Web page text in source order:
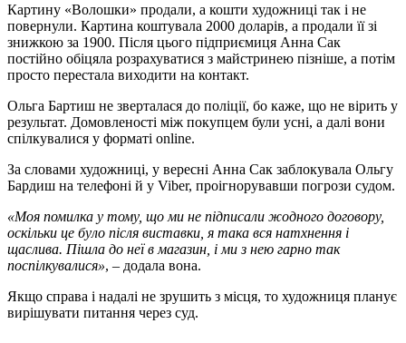
Картину «Волошки» продали, а кошти художниці так і не
повернули. Картина коштувала 2000 доларів, а продали її зі
знижкою за 1900. Після цього підприємиця Анна Сак
постійно обіцяла розрахуватися з майстринею пізніше, а потім
просто перестала виходити на контакт.
Ольга Бартиш не зверталася до поліції, бо каже, що не вірить у
результат. Домовленості між покупцем були усні, а далі вони
спілкувалися у форматі online.
За словами художниці, у вересні Анна Сак заблокувала Ольгу
Бардиш на телефоні й у Viber, проігнорувавши погрози судом.
«Моя помилка у тому, що ми не підписали жодного договору,
оскільки це було після виставки, я така вся натхнення і
щаслива. Пішла до неї в магазин, і ми з нею гарно так
поспілкувалися», – додала вона.
Якщо справа і надалі не зрушить з місця, то художниця планує
вирішувати питання через суд.